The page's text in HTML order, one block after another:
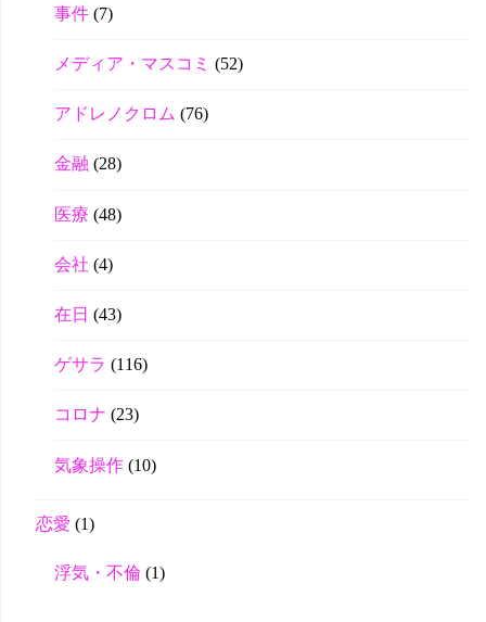
事件(7)
メディア・マスコミ (52)
アドレノクロム (76)
金融 (28)
医療 (48)
会社 (4)
在日 (43)
ゲサラ (116)
コロナ (23)
気象操作(10)
恋愛 (1)
浮気・不倫 (1)